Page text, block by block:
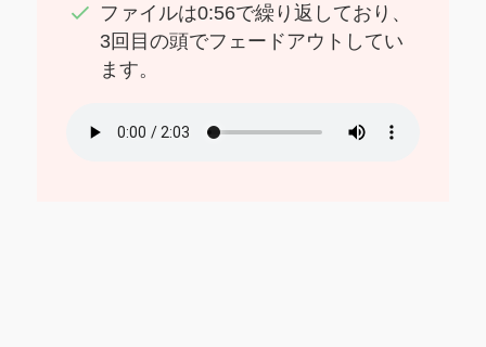
ファイルは0:56で繰り返しており、
3回目の頭でフェードアウトしてい
ます。